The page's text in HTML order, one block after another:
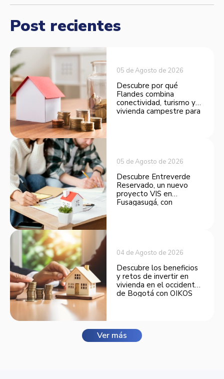
Post recientes
05 de Agosto de 2026
Descubre por qué
Flandes combina
conectividad, turismo y
vivienda campestre para
05 de Agosto de 2026
Descubre Entreverde
Reservado, un nuevo
proyecto VIS en
Fusagasugá, con
04 de Agosto de 2026
Descubre los beneficios
y retos de invertir en
vivienda en el occidente
de Bogotá con OIKOS
Ver más